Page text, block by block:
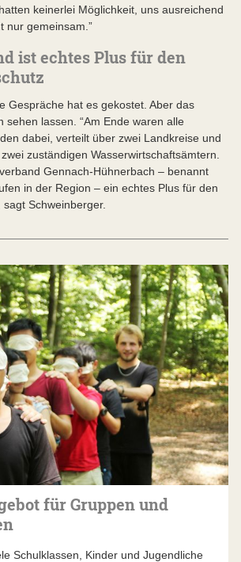
keinerlei Möglichkeit, uns ausreichend
nur gemeinsam.”
ist echtes Plus für den
Gespräche hat es gekostet. Aber das
sehen lassen. “Am Ende waren alle
dabei, verteilt über zwei Landkreise und
zuständigen Wasserwirtschaftsämtern.
Gennach-Hühnerbach – benannt
in der Region – ein echtes Plus für den
Schweinberger.
für Gruppen und
Schulklassen, Kinder und Jugendliche